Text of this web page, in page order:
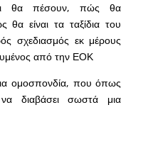
θα πέσουν, πώς θα
θα είναι τα ταξίδια του
σχεδιασμός εκ μέρους
από την ΕΟΚ
ομοσπονδία, που όπως
να διαβάσει σωστά μια